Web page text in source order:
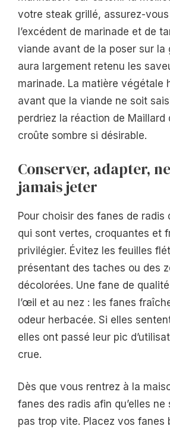
votre steak grillé, assurez-
l’excédent de marinade et de
viande avant de la poser sur la
aura largement retenu les
marinade. La matière végétale
avant que la viande ne soit
perdriez la réaction de Maillard
croûte sombre si désirable.
Conserver, adapter,
jamais jeter
Pour choisir des fanes de radis
qui sont vertes, croquantes et
privilégier. Évitez les feuilles
présentant des taches ou des
décolorées. Une fane de
l’œil et au nez : les fanes
odeur herbacée. Si elles
elles ont passé leur pic
crue.
Dès que vous rentrez à la
fanes des radis afin qu’elles
pas trop vite. Placez vos fanes